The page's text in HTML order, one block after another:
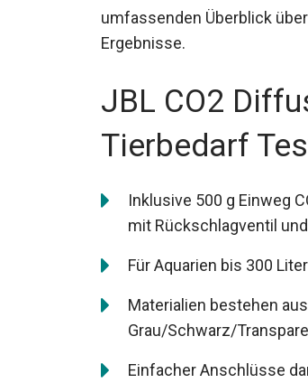
umfassenden Überblick
Ergebnisse.
JBL CO2
Tierbedarf
Inklusive 500 g Einweg
mit Rückschlagventil
Für Aquarien bis 300
Materialien bestehen
Grau/Schwarz/
Einfacher Anschlüsse